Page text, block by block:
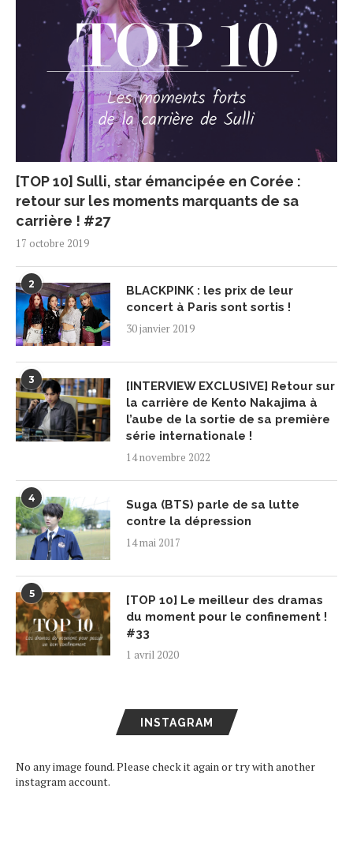
[TOP 10] Sulli, star émancipée en Corée :
retour sur les moments marquants de sa
carrière ! #27
17 octobre 2019
2
BLACKPINK : les prix de leur
concert à Paris sont sortis !
30 janvier 2019
3
[INTERVIEW EXCLUSIVE] Retour sur
la carrière de Kento Nakajima à
l’aube de la sortie de sa première
série internationale !
14 novembre 2022
4
Suga (BTS) parle de sa lutte
contre la dépression
14 mai 2017
5
[TOP 10] Le meilleur des dramas
du moment pour le confinement !
#33
1 avril 2020
INSTAGRAM
No any image found. Please check it again or try with another
instagram account.